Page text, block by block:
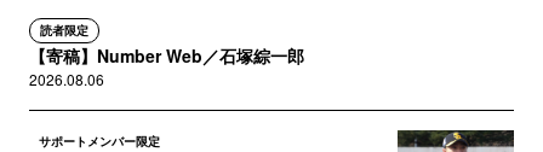
読者限定
【寄稿】Number Web／石塚綜一郎
2026.08.06
サポートメンバー限定